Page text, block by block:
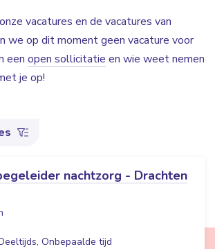
vacatures en de vacatures van
we op dit moment geen vacature voor
een open sollicitatie en wie weet nemen
je op!
nachtzorg - Drachten
Onbepaalde tijd